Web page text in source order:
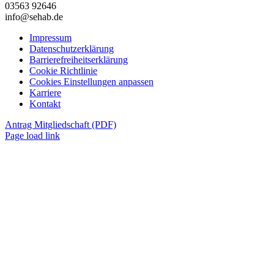
03563 92646
info@sehab.de
Impressum
Datenschutzerklärung
Barrierefreiheitserklärung
Cookie Richtlinie
Cookies Einstellungen anpassen
Karriere
Kontakt
Antrag Mitgliedschaft (PDF)
Page load link